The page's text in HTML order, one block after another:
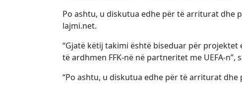
Po ashtu, u diskutua edhe për të arriturat dhe
lajmi.net.
“Gjatë këtij takimi është biseduar për
të ardhmen FFK-në në partneritet me UEFA-
“Po ashtu, u diskutua edhe për të arriturat